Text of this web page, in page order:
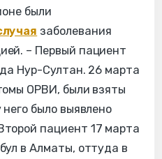
были
заболевания
– Первый пациент
Нур-Султан. 26 марта
ОРВИ, были взяты
было выявлено
пациент 17 марта
в Алматы, оттуда в